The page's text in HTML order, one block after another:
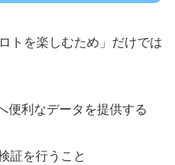
トを楽しむため」だけでは
便利なデータを提供する
証を行うこと